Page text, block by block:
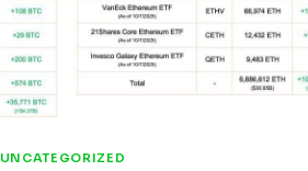
and global regulations.
& Taxation Legal and Tax
of blockchain-based
tokenization,
(stablecoins, CBDC),
autonomous
(DAO), MiCA
cities, and ESG
UNCATEGORIZED